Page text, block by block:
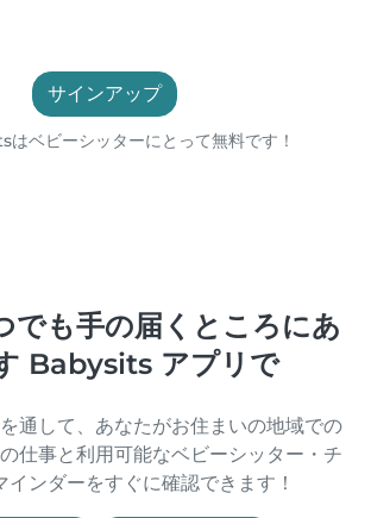
サインアップ
ベビーシッターにとって無料です！
でも手の届くところにあ
Babysits アプリで
通して、あなたがお住まいの地域での
仕事と利用可能なベビーシッター・チ
インダーをすぐに確認できます！